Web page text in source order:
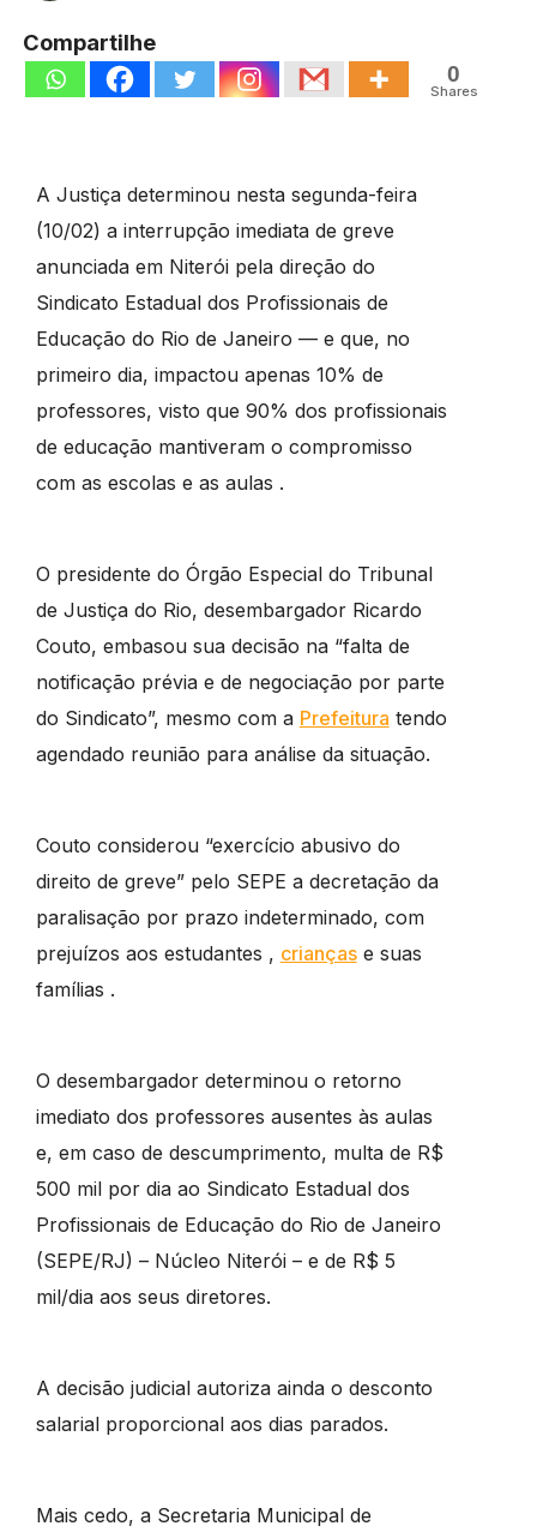
Compartilhe
0
Shares
A Justiça determinou nesta segunda-feira
(10/02) a interrupção imediata de greve
anunciada em Niterói pela direção do
Sindicato Estadual dos Profissionais de
Educação do Rio de Janeiro — e que, no
primeiro dia, impactou apenas 10% de
professores, visto que 90% dos profissionais
de educação mantiveram o compromisso
com as escolas e as aulas .
O presidente do Órgão Especial do Tribunal
de Justiça do Rio, desembargador Ricardo
Couto, embasou sua decisão na “falta de
notificação prévia e de negociação por parte
do Sindicato”, mesmo com a Prefeitura tendo
agendado reunião para análise da situação.
Couto considerou “exercício abusivo do
direito de greve” pelo SEPE a decretação da
paralisação por prazo indeterminado, com
prejuízos aos estudantes , criançase suas
famílias .
O desembargador determinou o retorno
imediato dos professores ausentes às aulas
e, em caso de descumprimento, multa de R$
500 mil por dia ao Sindicato Estadual dos
Profissionais de Educação do Rio de Janeiro
(SEPE/RJ) – Núcleo Niterói – e de R$ 5
mil/dia aos seus diretores.
A decisão judicial autoriza ainda o desconto
salarial proporcional aos dias parados.
Mais cedo, a Secretaria Municipal de